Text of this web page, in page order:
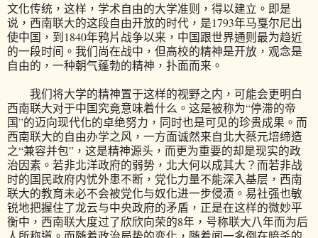
文化传统，这样，学术自由的大学准则，得以建立。即是
说，西南联大的这段自由开放的时代，是1793年马戛尔尼出
使中国，到1840年鸦片战争以来，中国跟世界通则最为趋近
的一段时间。我们尚在战中，但高校的精神是开放，观念是
自由的，一种朝气蓬勃的精神，扑面而来。
我们将大学的精神置于这样的视野之内，可能会更明白
西南联大对于中国究竟意味着什么。这是被称为“停滞的帝
国”的迈向现代化的卓绝努力，同时也是可见的珍贵成果。而
西南联大的自由办学之风，一方面诚然来自北大蔡元培缔造
之“兼容并包”，这是精神源头，而更为重要的却是现实的政
治因素。若非北洋政府的弱势，北大何以成其大？而若非战
时的国民政府内忧外患不断，党化力量不能深入基层，西南
联大的教育未必不会被党化与奴化进一步侵渍。易社强也敏
锐地把握住了龙云与中央政府的矛盾，正是在这样的微妙平
衡中，西南联大度过了欣欣向荣的8年，号称联大八年而为后